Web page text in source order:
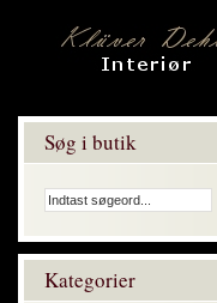
Søg i butik
Kategorier